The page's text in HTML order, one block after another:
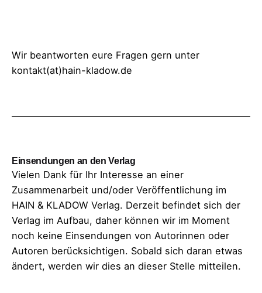
Wir beantworten eure Fragen gern unter
kontakt(at)hain-kladow.de
Einsendungen an den Verlag
Vielen Dank für Ihr Interesse an einer
Zusammenarbeit und/oder Veröffentlichung im
HAIN & KLADOW Verlag. Derzeit befindet sich der
Verlag im Aufbau, daher können wir im Moment
noch keine Einsendungen von Autorinnen oder
Autoren berücksichtigen. Sobald sich daran etwas
ändert, werden wir dies an dieser Stelle mitteilen.